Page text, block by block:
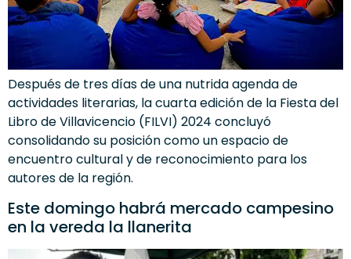
Después de tres días de una nutrida agenda de
actividades literarias, la cuarta edición de la Fiesta del
Libro de Villavicencio (FILVI) 2024 concluyó
consolidando su posición como un espacio de
encuentro cultural y de reconocimiento para los
autores de la región.
Este domingo habrá mercado campesino
en la vereda la llanerita